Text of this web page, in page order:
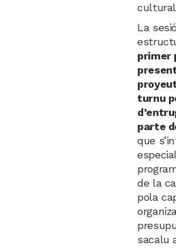
cultural
La
primer
turnu
parte
que
de la
pola
sacalu